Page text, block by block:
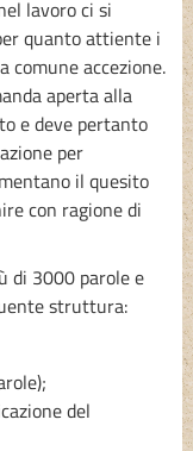
lavoro ci si
quanto attiente i
comune accezione.
aperta alla
e deve pertanto
per
il quesito
con ragione di
di 3000 parole e
struttura:
del